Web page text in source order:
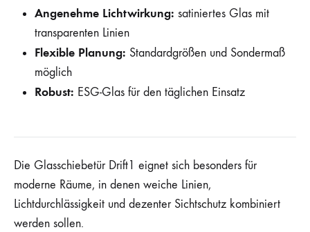
Angenehme Lichtwirkung: satiniertes Glas mit
transparenten Linien
Flexible Planung: Standardgrößen und Sondermaß
möglich
Robust: ESG-Glas für den täglichen Einsatz
Die Glasschiebetür Drift1 eignet sich besonders für
moderne Räume, in denen weiche Linien,
Lichtdurchlässigkeit und dezenter Sichtschutz kombiniert
werden sollen.